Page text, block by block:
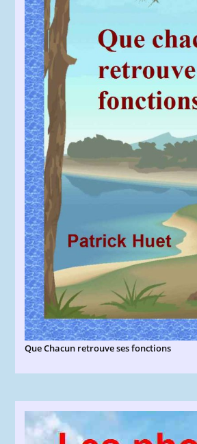
Que Chacun retrouve ses fonctions